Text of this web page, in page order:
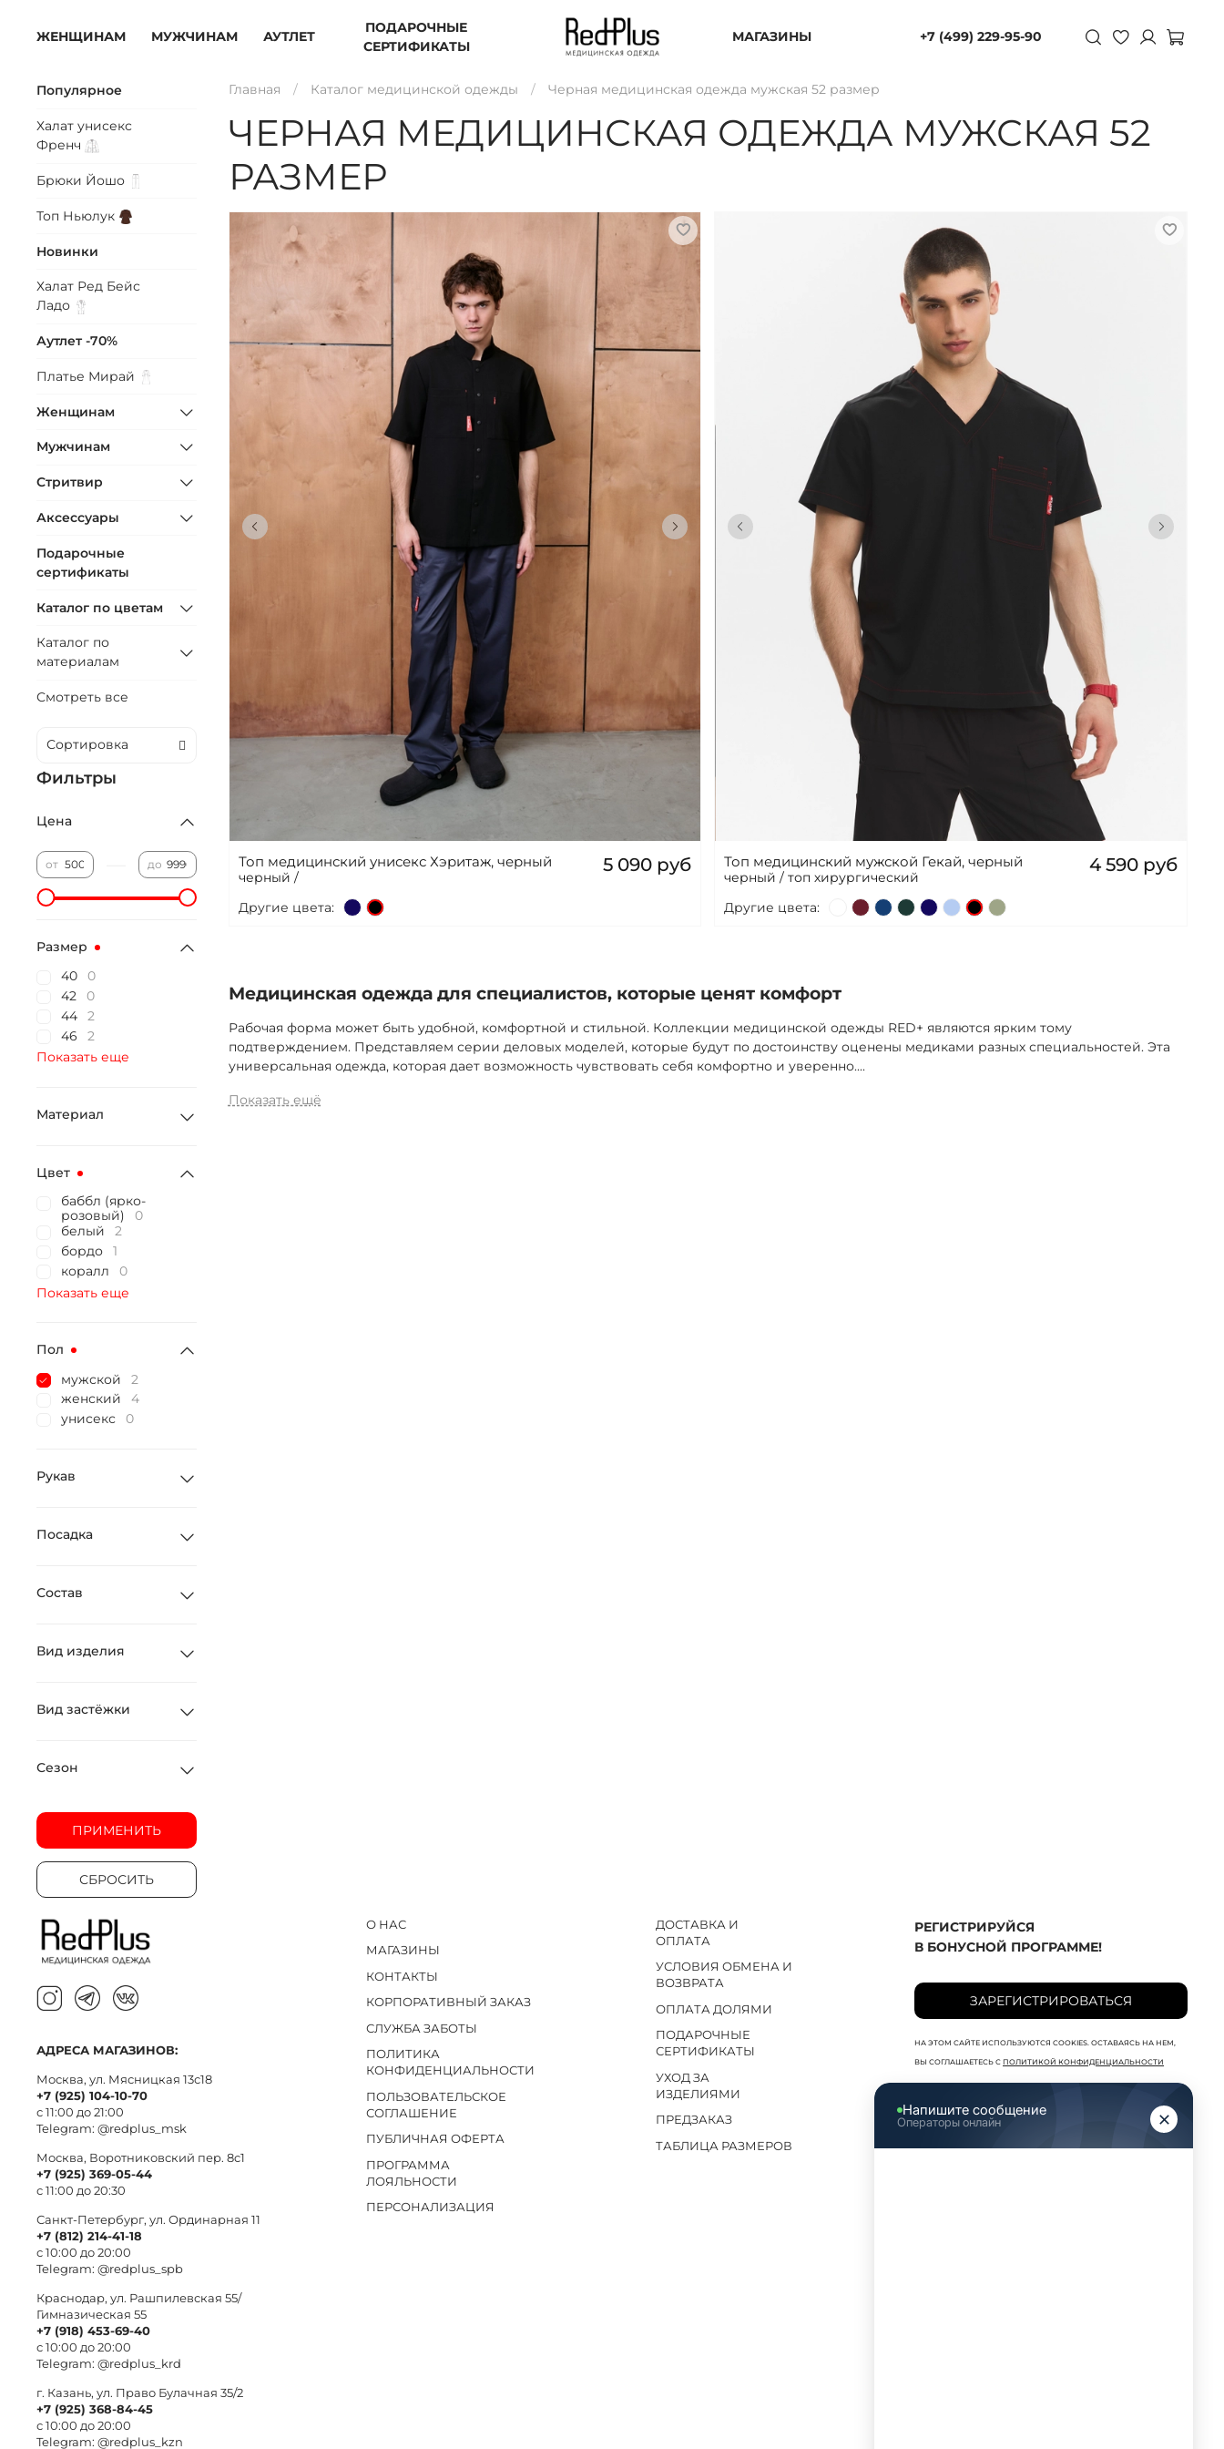
ЖЕНЩИНАМ МУЖЧИНАМ АУТЛЕТ
ПОДАРОЧНЫЕ
СЕРТИФИКАТЫ
МАГАЗИНЫ +7 (499) 229-95-90
Главная Каталог медицинской одежды Черная медицинская одежда мужская 52 размер
ЧЕРНАЯ МЕДИЦИНСКАЯ ОДЕЖДА МУЖСКАЯ 52
РАЗМЕР
Топ медицинский унисекс Хэритаж, черный
черный /
5 090 руб
Другие цвета:
Топ медицинский мужской Гекай, черный
черный / топ хирургический
4 590 руб
Другие цвета:
Медицинская одежда для специалистов, которые ценят комфорт
Рабочая форма может быть удобной, комфортной и стильной. Коллекции медицинской одежды RED+ являются ярким тому
подтверждением. Представляем серии деловых моделей, которые будут по достоинству оценены медиками разных специальностей. Эта
универсальная одежда, которая дает возможность чувствовать себя комфортно и уверенно....
Показать ещё
Популярное
Халат унисекс
Френч
Брюки Йошо
Топ Ньюлук
Новинки
Халат Ред Бейс
Ладо
Аутлет -70%
Платье Мирай
Женщинам
Мужчинам
Стритвир
Аксессуары
Подарочные
сертификаты
Каталог по цветам
Каталог по
материалам
Смотреть все
Фильтры
Цена
от до
Размер
40
0
42
0
44
2
46
2
Показать еще
Материал
Цвет
баббл (ярко-
розовый)
0
белый
2
бордо
1
коралл
0
Показать еще
Пол
мужской
2
женский
4
унисекс
0
Рукав
Посадка
Состав
Вид изделия
Вид застёжки
Сезон
ПРИМЕНИТЬ
СБРОСИТЬ
О НАС
МАГАЗИНЫ
КОНТАКТЫ
КОРПОРАТИВНЫЙ ЗАКАЗ
СЛУЖБА ЗАБОТЫ
ПОЛИТИКА
КОНФИДЕНЦИАЛЬНОСТИ
ПОЛЬЗОВАТЕЛЬСКОЕ
СОГЛАШЕНИЕ
ПУБЛИЧНАЯ ОФЕРТА
ПРОГРАММА
ЛОЯЛЬНОСТИ
ПЕРСОНАЛИЗАЦИЯ
ДОСТАВКА И
ОПЛАТА
УСЛОВИЯ ОБМЕНА И
ВОЗВРАТА
ОПЛАТА ДОЛЯМИ
ПОДАРОЧНЫЕ
СЕРТИФИКАТЫ
УХОД ЗА
ИЗДЕЛИЯМИ
ПРЕДЗАКАЗ
ТАБЛИЦА РАЗМЕРОВ
РЕГИСТРИРУЙСЯ
В БОНУСНОЙ ПРОГРАММЕ!
ЗАРЕГИСТРИРОВАТЬСЯ
НА ЭТОМ САЙТЕ ИСПОЛЬЗУЮТСЯ COOKIES. ОСТАВАЯСЬ НА НЕМ,
ВЫ СОГЛАШАЕТЕСЬ С ПОЛИТИКОЙ КОНФИДЕНЦИАЛЬНОСТИ
АДРЕСА МАГАЗИНОВ:
Москва, ул. Мясницкая 13с18
+7 (925) 104-10-70
с 11:00 до 21:00
Telegram: @redplus_msk
Москва, Воротниковский пер. 8c1
+7 (925) 369-05-44
с 11:00 до 20:30
Санкт-Петербург, ул. Ординарная 11
+7 (812) 214-41-18
с 10:00 до 20:00
Telegram: @redplus_spb
Краснодар, ул. Рашпилевская 55/
Гимназическая 55
+7 (918) 453-69-40
с 10:00 до 20:00
Telegram: @redplus_krd
г. Казань, ул. Право Булачная 35/2
+7 (925) 368-84-45
с 10:00 до 20:00
Telegram: @redplus_kzn